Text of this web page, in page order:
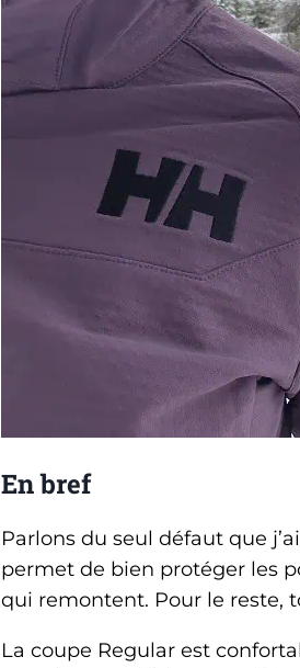
En bref
Parlons du seul défaut que
permet de bien protéger les
qui remontent. Pour le reste,
La coupe Regular est